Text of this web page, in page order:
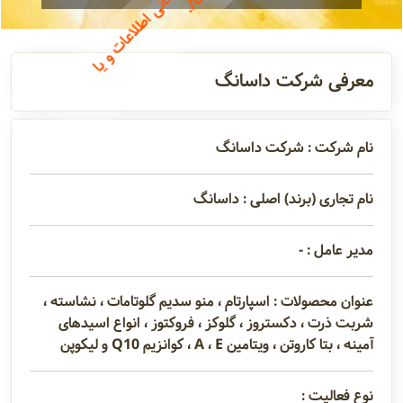
ن
/
آدرس و
اطلاعات
تماس
مدیران و
مسئولین
گالری
سابقه
شرکت
معرفی شرکت داسانگ
نام شرکت : شرکت داسانگ
نام تجاری (برند) اصلی : داسانگ
مدیر عامل : -
عنوان محصولات : اسپارتام ، منو سدیم گلوتامات ، نشاسته ،
شربت ذرت ، دکستروز ، گلوکز ، فروکتوز ، انواع اسیدهای
آمینه ، بتا کاروتن ، ویتامین A ، E ، کوانزیم Q10 و لیکوپن
نوع فعالیت :